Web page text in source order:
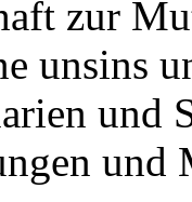
zur
unsins
und
und